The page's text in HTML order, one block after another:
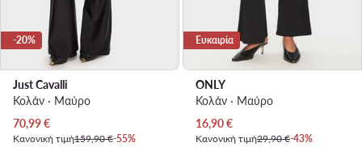
-20%
Just Cavalli
Κολάν · Μαύρο
Τρέχουσα τιμή
70,99€
Κανονική τιμή159,90 €-55%
Ευκαιρία
ONLY
Κολάν · Μαύρο
Τρέχουσα τιμή
16,90€
Κανονική τιμή29,90 €-43%